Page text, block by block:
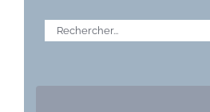
Rechercher: